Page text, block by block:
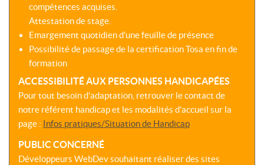
compétences acquises.
Attestation de stage.
Emargement quotidien d’une feuille de présence
Possibilité de passage de la certification Tosa en fin de
formation
ACCESSIBILITÉ AUX PERSONNES HANDICAPÉES
Pour tout besoin d’adaptation, retrouver le contact de
notre référent handicap et les modalités d’accueil sur la
page : Infos pratiques/Situation de Handicap
PUBLIC CONCERNÉ
Développeurs WebDev souhaitant réaliser des sites